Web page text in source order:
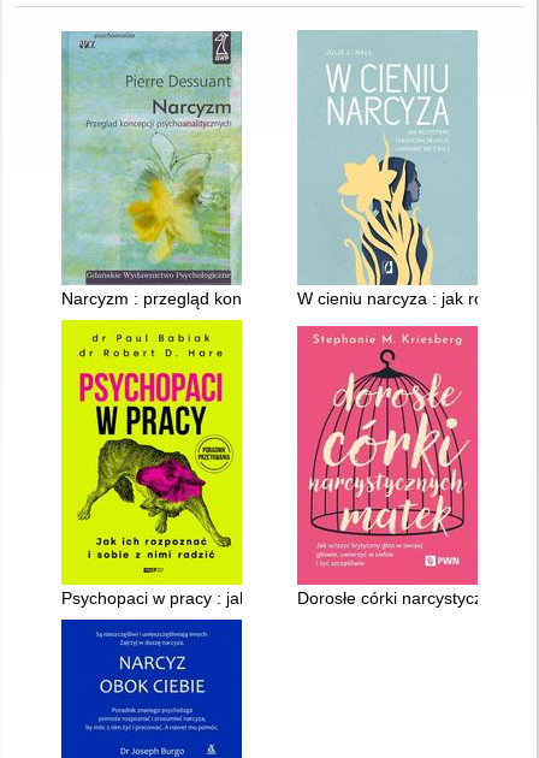
Narcyzm : przegląd koncepcji psychoanalitycznych
W cieniu narcyza : jak
Psychopaci w pracy : jak ich rozpoznać i sobie z nimi radzić
Dorosłe córki narcystycznych